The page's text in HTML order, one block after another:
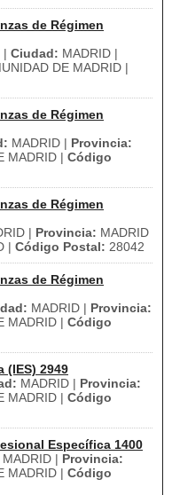
de Régimen
| Ciudad: MADRID |
DE MADRID |
de Régimen
MADRID | Provincia:
MADRID | Código
de Régimen
| Provincia: MADRID
| Código Postal: 28042
de Régimen
MADRID | Provincia:
MADRID | Código
(IES) 2949
MADRID | Provincia:
MADRID | Código
Específica 1400
MADRID | Provincia:
MADRID | Código